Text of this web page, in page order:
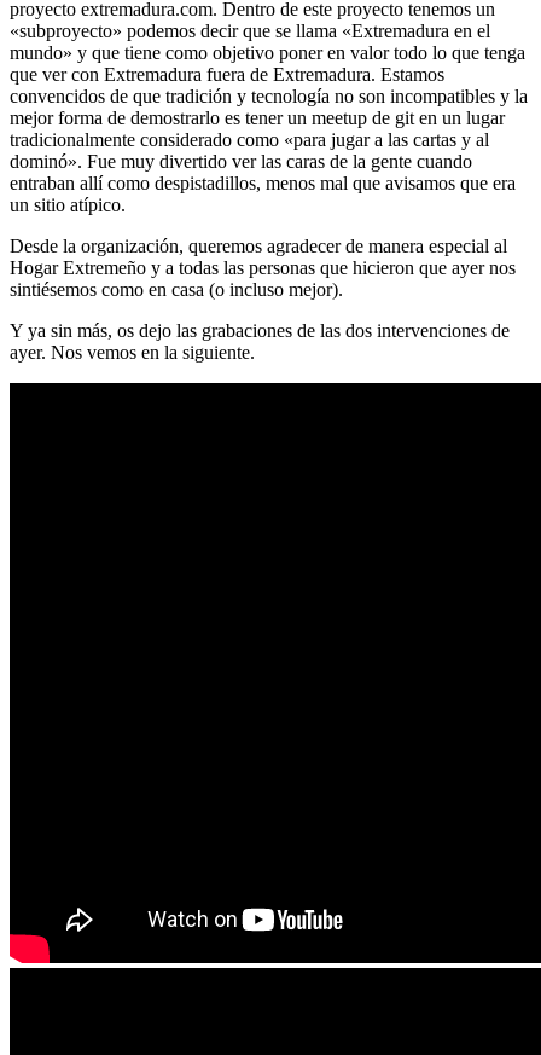
proyecto extremadura.com. Dentro de este proyecto tenemos un
«subproyecto» podemos decir que se llama «Extremadura en el
mundo» y que tiene como objetivo poner en valor todo lo que tenga
que ver con Extremadura fuera de Extremadura. Estamos
convencidos de que tradición y tecnología no son incompatibles y la
mejor forma de demostrarlo es tener un meetup de git en un lugar
tradicionalmente considerado como «para jugar a las cartas y al
dominó». Fue muy divertido ver las caras de la gente cuando
entraban allí como despistadillos, menos mal que avisamos que era
un sitio atípico.
Desde la organización, queremos agradecer de manera especial al
Hogar Extremeño y a todas las personas que hicieron que ayer nos
sintiésemos como en casa (o incluso mejor).
Y ya sin más, os dejo las grabaciones de las dos intervenciones de
ayer. Nos vemos en la siguiente.